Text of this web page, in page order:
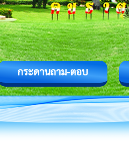
กระดานถาม-ตอบ